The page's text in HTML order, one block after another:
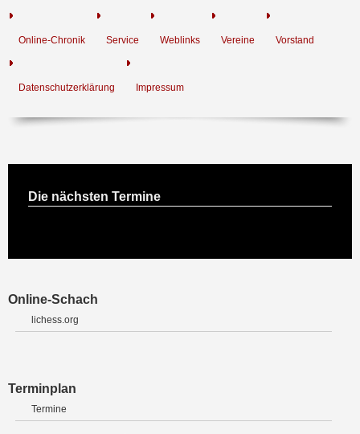
Online-Chronik Service Weblinks Vereine Vorstand
Datenschutzerklärung Impressum
Die nächsten Termine
Online-Schach
lichess.org
Terminplan
Termine